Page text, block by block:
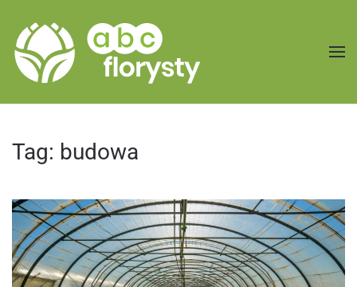
Przejdź do treści głównej
Tag: budowa